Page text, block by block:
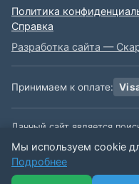
Политика
Справка
Разработка сайта —
Принимаем к оплате:
Данный сайт является
размещенные на сайте,
несем ответственности
Мы используем cookie
Подробнее